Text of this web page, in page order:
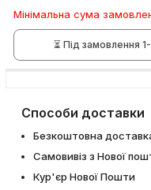
Мінімальна сума
⏳ Під замовлення
Способи доставки
Безкоштовна
Самовивіз з Нової
Кур'єр Нової Пошти